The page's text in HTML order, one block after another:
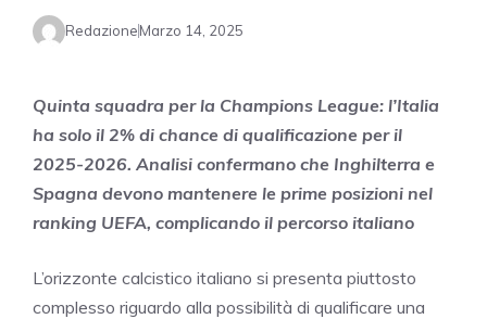
RedazioneMarzo 14, 2025
Quinta squadra per la Champions League: l’Italia
ha solo il 2% di chance di qualificazione per il
2025-2026. Analisi confermano che Inghilterra e
Spagna devono mantenere le prime posizioni nel
ranking UEFA, complicando il percorso italiano
L’orizzonte calcistico italiano si presenta piuttosto
complesso riguardo alla possibilità di qualificare una